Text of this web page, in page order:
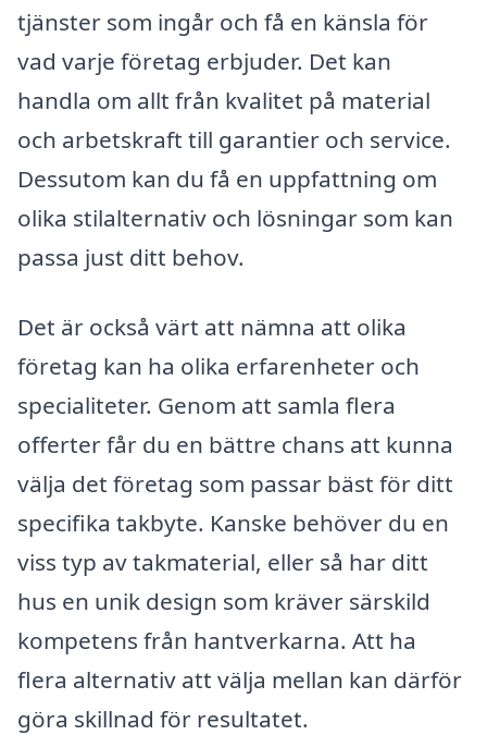
tjänster som ingår och få en känsla för
vad varje företag erbjuder. Det kan
handla om allt från kvalitet på material
och arbetskraft till garantier och service.
Dessutom kan du få en uppfattning om
olika stilalternativ och lösningar som kan
passa just ditt behov.
Det är också värt att nämna att olika
företag kan ha olika erfarenheter och
specialiteter. Genom att samla flera
offerter får du en bättre chans att kunna
välja det företag som passar bäst för ditt
specifika takbyte. Kanske behöver du en
viss typ av takmaterial, eller så har ditt
hus en unik design som kräver särskild
kompetens från hantverkarna. Att ha
flera alternativ att välja mellan kan därför
göra skillnad för resultatet.